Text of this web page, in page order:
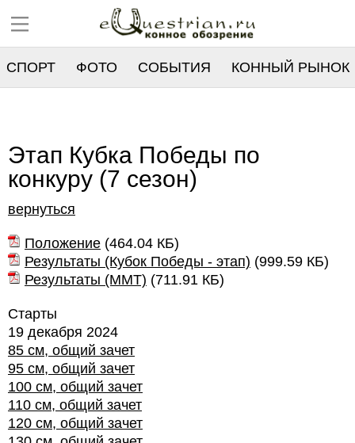
СПОРТ ФОТО СОБЫТИЯ КОННЫЙ РЫНОК
Этап Кубка Победы по
конкуру (7 сезон)
вернуться
Положение (464.04 КБ)
Результаты (Кубок Победы - этап) (999.59 КБ)
Результаты (ММТ) (711.91 КБ)
Старты
19 декабря 2024
85 см, общий зачет
95 см, общий зачет
100 см, общий зачет
110 см, общий зачет
120 см, общий зачет